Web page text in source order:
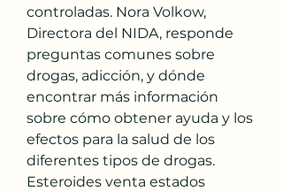
controladas. Nora Volkow,
Directora del NIDA, responde
preguntas comunes sobre
drogas, adicción, y dónde
encontrar más información
sobre cómo obtener ayuda y los
efectos para la salud de los
diferentes tipos de drogas.
Esteroides venta estados